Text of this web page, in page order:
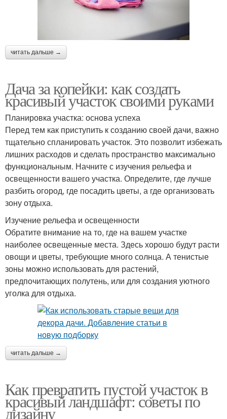
читать дальше →
Дача за копейки: как создать
красивый участок своими руками
Планировка участка: основа успеха
Перед тем как приступить к созданию своей дачи, важно
тщательно спланировать участок. Это позволит избежать
лишних расходов и сделать пространство максимально
функциональным. Начните с изучения рельефа и
освещенности вашего участка. Определите, где лучше
разбить огород, где посадить цветы, а где организовать
зону отдыха.
Изучение рельефа и освещенности
Обратите внимание на то, где на вашем участке
наиболее освещенные места. Здесь хорошо будут расти
овощи и цветы, требующие много солнца. А тенистые
зоны можно использовать для растений,
предпочитающих полутень, или для создания уютного
уголка для отдыха.
читать дальше →
Как превратить пустой участок в
красивый ландшафт: советы по
дизайну